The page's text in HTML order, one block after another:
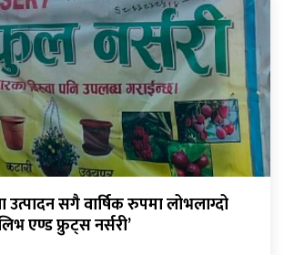
सगै वार्षिक रुपमा लोभलाग्दो
एण्ड फ्रुट्स नर्सरी’